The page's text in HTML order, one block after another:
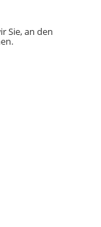
Sie, an den